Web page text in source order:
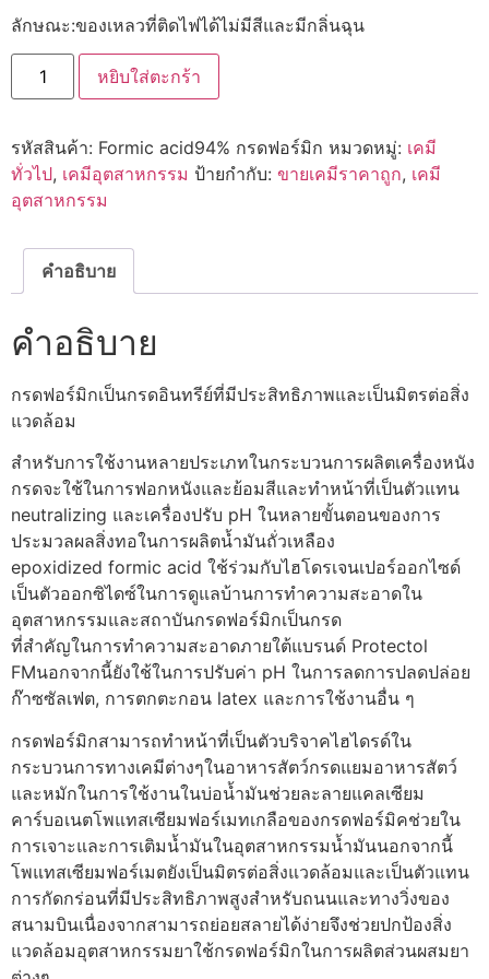
ลักษณะ:ของเหลวที่ติดไฟได้ไม่มีสีและมีกลิ่นฉุน
จำนวน
Formic
acid94%
ก
ชิ้น
หยิบใส่ตะกร้า
รหัสสินค้า: Formic acid94% กรดฟอร์มิก หมวดหมู่: เคมี
ทั่วไป, เคมีอุตสาหกรรม ป้ายกำกับ: ขายเคมีราคาถูก, เคมี
อุตสาหกรรม
คำอธิบาย
คำอธิบาย
กรดฟอร์มิกเป็นกรดอินทรีย์ที่มีประสิทธิภาพและเป็นมิตรต่อสิ่ง
แวดล้อม
สำหรับการใช้งานหลายประเภทในกระบวนการผลิตเครื่องหนัง
กรดจะใช้ในการฟอกหนังและย้อมสีและทำหน้าที่เป็นตัวแทน
neutralizing และเครื่องปรับ pH ในหลายขั้นตอนของการ
ประมวลผลสิ่งทอในการผลิตน้ำมันถั่วเหลือง
epoxidized formic acid ใช้ร่วมกับไฮโดรเจนเปอร์ออกไซด์
เป็นตัวออกซิไดซ์ในการดูแลบ้านการทำความสะอาดใน
อุตสาหกรรมและสถาบันกรดฟอร์มิกเป็นกรด
ที่สำคัญในการทำความสะอาดภายใต้แบรนด์ Protectol
FMนอกจากนี้ยังใช้ในการปรับค่า pH ในการลดการปลดปล่อย
ก๊าซซัลเฟต, การตกตะกอน latex และการใช้งานอื่น ๆ
กรดฟอร์มิกสามารถทำหน้าที่เป็นตัวบริจาคไฮไดรด์ใน
กระบวนการทางเคมีต่างๆในอาหารสัตว์กรดแยมอาหารสัตว์
และหมักในการใช้งานในบ่อน้ำมันช่วยละลายแคลเซียม
คาร์บอเนตโพแทสเซียมฟอร์เมทเกลือของกรดฟอร์มิคช่วยใน
การเจาะและการเติมน้ำมันในอุตสาหกรรมน้ำมันนอกจากนี้
โพแทสเซียมฟอร์เมตยังเป็นมิตรต่อสิ่งแวดล้อมและเป็นตัวแทน
การกัดกร่อนที่มีประสิทธิภาพสูงสำหรับถนนและทางวิ่งของ
สนามบินเนื่องจากสามารถย่อยสลายได้ง่ายจึงช่วยปกป้องสิ่ง
แวดล้อมอุตสาหกรรมยาใช้กรดฟอร์มิกในการผลิตส่วนผสมยา